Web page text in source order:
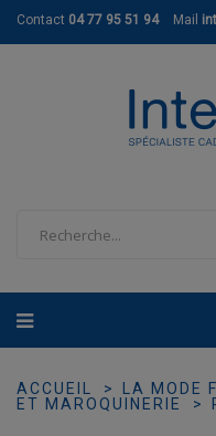
Contact 04 77 95 51 94 Mail
ACCUEIL LA MODE
ET MAROQUINERIE